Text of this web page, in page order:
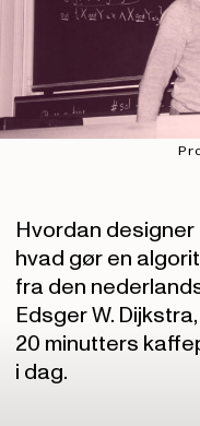
Hvordan
hvad gør en
fra den
Edsger W.
20 minutters
i dag.